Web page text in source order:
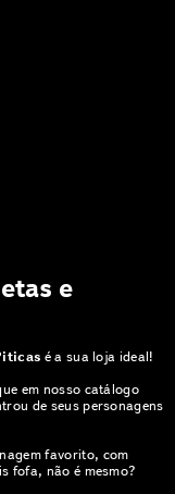
e
é a sua loja ideal!
em nosso catálogo
de seus personagens
favorito, com
fofa, não é mesmo?